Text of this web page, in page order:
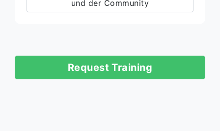
und der Community
Request Training